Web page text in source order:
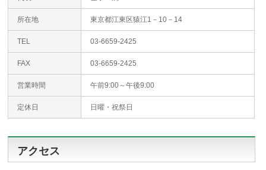
所在地 東京都江東区猿江1－10－14
TEL 03-6659-2425
FAX 03-6659-2425
営業時間 午前9:00～午後9:00
定休日 日曜・祝祭日
アクセス